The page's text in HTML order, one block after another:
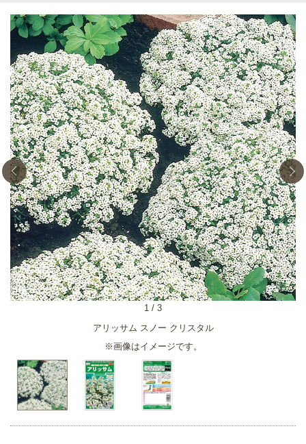
アリッサム スノー クリスタル
※画像はイメージです。
1 / 3